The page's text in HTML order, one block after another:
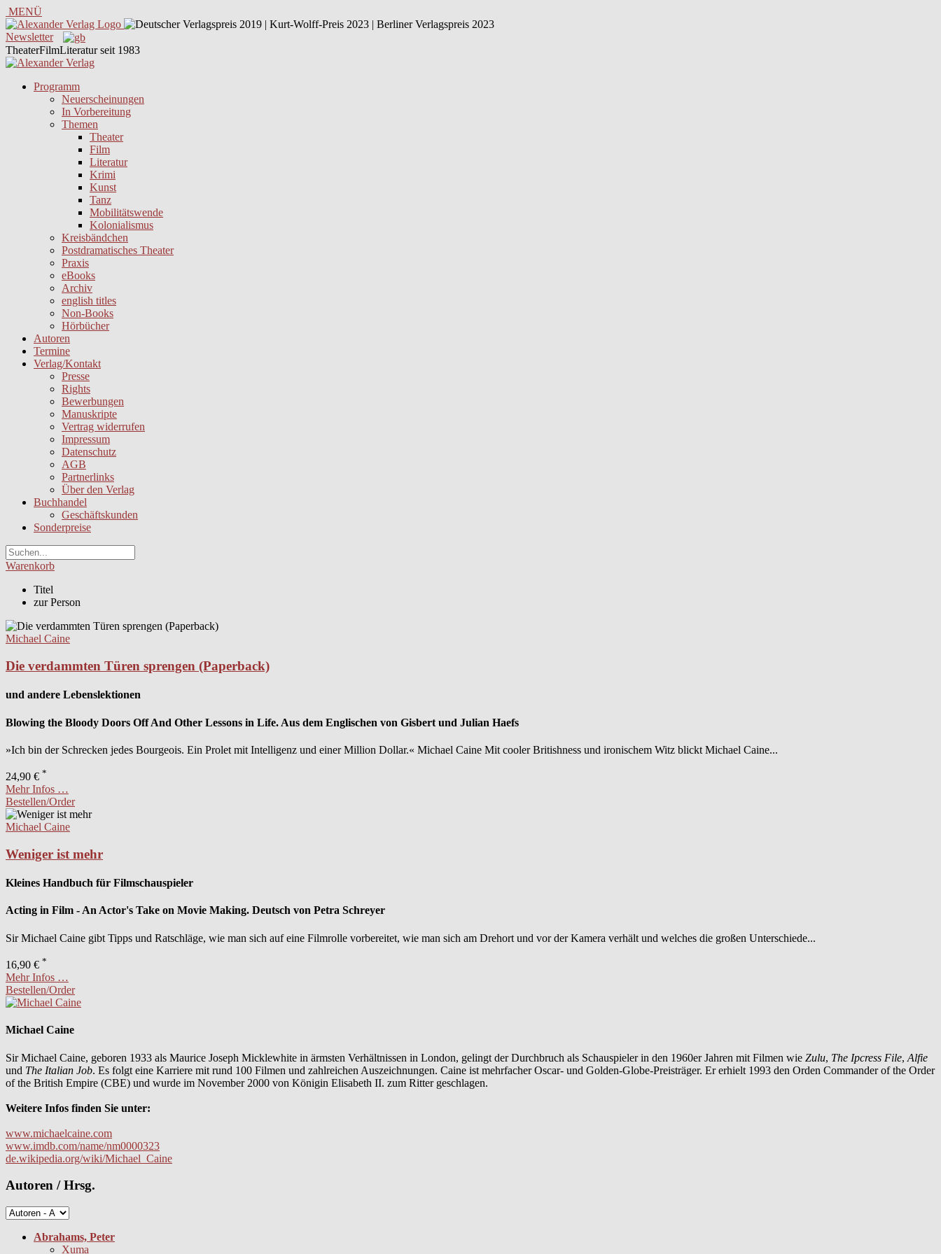
MENÜ
Newsletter
TheaterFilmLiteratur seit 1983
Programm
Neuerscheinungen
In Vorbereitung
Themen
Theater
Film
Literatur
Krimi
Kunst
Tanz
Mobilitätswende
Kolonialismus
Kreisbändchen
Postdramatisches Theater
Praxis
eBooks
Archiv
english titles
Non-Books
Hörbücher
Autoren
Termine
Verlag/Kontakt
Presse
Rights
Bewerbungen
Manuskripte
Vertrag widerrufen
Impressum
Datenschutz
AGB
Partnerlinks
Über den Verlag
Buchhandel
Geschäftskunden
Sonderpreise
Warenkorb
Titel
zur Person
Michael Caine
Die verdammten Türen sprengen (Paperback)
und andere Lebenslektionen
Blowing the Bloody Doors Off And Other Lessons in Life. Aus dem Englischen von Gisbert und Julian Haefs
»Ich bin der Schrecken jedes Bourgeois. Ein Prolet mit Intelligenz und einer Million Dollar.« Michael Caine Mit cooler Britishness und ironischem Witz blickt Michael Caine...
24,90 € *
Mehr Infos …
Bestellen/Order
Michael Caine
Weniger ist mehr
Kleines Handbuch für Filmschauspieler
Acting in Film - An Actor's Take on Movie Making. Deutsch von Petra Schreyer
Sir Michael Caine gibt Tipps und Ratschläge, wie man sich auf eine Filmrolle vorbereitet, wie man sich am Drehort und vor der Kamera verhält und welches die großen Unterschiede...
16,90 € *
Mehr Infos …
Bestellen/Order
Michael Caine
Sir Michael Caine, geboren 1933 als Maurice Joseph Micklewhite in ärmsten Verhältnissen in London, gelingt der Durchbruch als Schauspieler in den 1960er Jahren mit Filmen wie Zulu, The Ipcress File, Alfie
und The Italian Job. Es folgt eine Karriere mit rund 100 Filmen und zahlreichen Auszeichnungen. Caine ist mehrfacher Oscar- und Golden-Globe-Preisträger. Er erhielt 1993 den Orden Commander of the Order
of the British Empire (CBE) und wurde im November 2000 von Königin Elisabeth II. zum Ritter geschlagen.
Weitere Infos finden Sie unter:
www.michaelcaine.com
www.imdb.com/name/nm0000323
de.wikipedia.org/wiki/Michael_Caine
Autoren / Hrsg.
Abrahams, Peter
Xuma